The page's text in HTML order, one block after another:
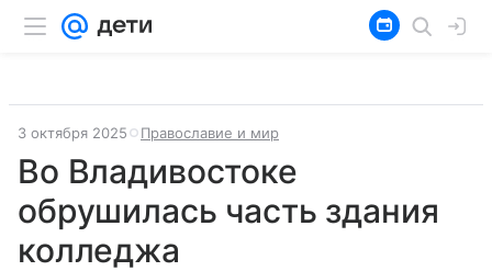
3 октября 2025 Православие и мир
Во Владивостоке
обрушилась часть здания
колледжа